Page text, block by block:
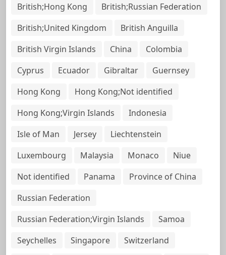
British;Hong Kong
British;Russian Federation
British;United Kingdom
British Anguilla
British Virgin Islands
China
Colombia
Cyprus
Ecuador Gibraltar
Guernsey
Hong Kong
Hong Kong;Not identified
Hong Kong;Virgin Islands
Indonesia
Isle of Man
Jersey
Liechtenstein
Luxembourg
Malaysia Monaco
Niue
Not identified
Panama
Province of China
Russian Federation
Russian Federation;Virgin Islands
Samoa
Seychelles
Singapore
Switzerland